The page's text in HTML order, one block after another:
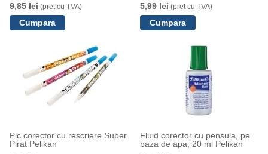
9,85 lei (pret cu TVA)
5,99 lei (pret cu TVA)
Pic corector cu rescriere Super
Pirat Pelikan
Fluid corector cu pensula, pe
baza de apa, 20 ml Pelikan